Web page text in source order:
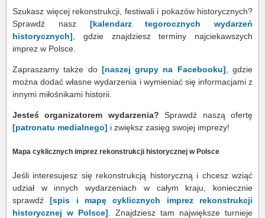
Szukasz więcej rekonstrukcji, festiwali i pokazów historycznych?
Sprawdź nasz [kalendarz tegorocznych wydarzeń
historycznych] , gdzie znajdziesz terminy najciekawszych
imprez w Polsce.
Zapraszamy także do [naszej grupy na Facebooku] , gdzie
można dodać własne wydarzenia i wymieniać się informacjami z
innymi miłośnikami historii.
Jesteś organizatorem wydarzenia? Sprawdź naszą ofertę
[patronatu medialnego] i zwiększ zasięg swojej imprezy!
Mapa cyklicznych imprez rekonstrukcji historycznej w Polsce
Jeśli interesujesz się rekonstrukcją historyczną i chcesz wziąć
udział w innych wydarzeniach w całym kraju, koniecznie
sprawdź[spis i mapę cyklicznych imprez rekonstrukcji
historycznej w Polsce] . Znajdziesz tam największe turnieje